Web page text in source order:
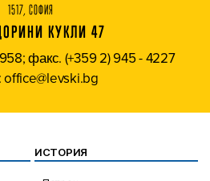
1517, СОФИЯ
КУКЛИ 47
факс. (+359 2) 945 - 4227
office@levski.bg
ИСТОРИЯ